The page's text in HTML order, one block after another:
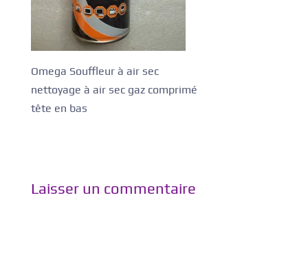
Omega Souffleur à air sec
nettoyage à air sec gaz comprimé
tête en bas
Laisser un commentaire